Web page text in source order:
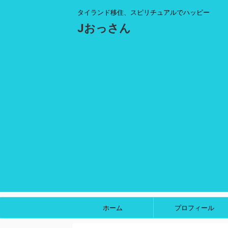
タイランド移住、スピリチュアルでハッピー
Jおっさん
ホーム プロフィール